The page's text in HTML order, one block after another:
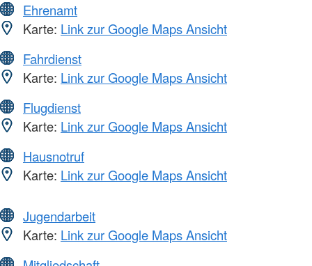
Ehrenamt
Karte: Link zur Google Maps Ansicht
Fahrdienst
Karte: Link zur Google Maps Ansicht
Flugdienst
Karte: Link zur Google Maps Ansicht
Hausnotruf
Karte: Link zur Google Maps Ansicht
Jugendarbeit
Karte: Link zur Google Maps Ansicht